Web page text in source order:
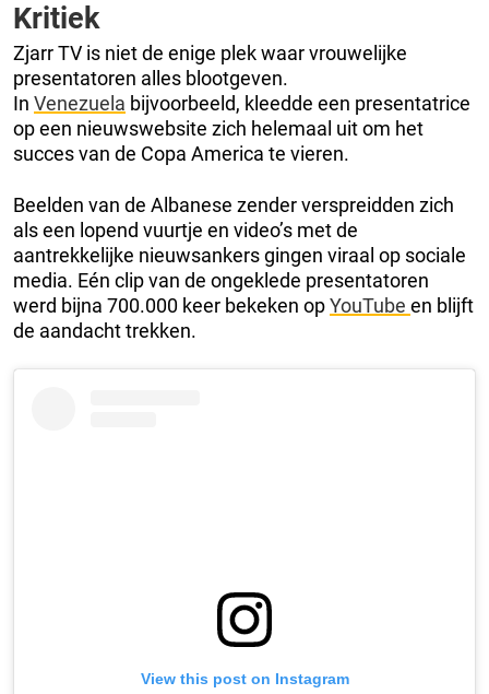
Kritiek
Zjarr TV is niet de enige plek waar vrouwelijke
presentatoren alles blootgeven.
In Venezuela bijvoorbeeld, kleedde een presentatrice
op een nieuwswebsite zich helemaal uit om het
succes van de Copa America te vieren.
Beelden van de Albanese zender verspreidden zich
als een lopend vuurtje en video’s met de
aantrekkelijke nieuwsankers gingen viraal op sociale
media. Eén clip van de ongeklede presentatoren
werd bijna 700.000 keer bekeken opYouTube en blijft
de aandacht trekken.
View this post on Instagram